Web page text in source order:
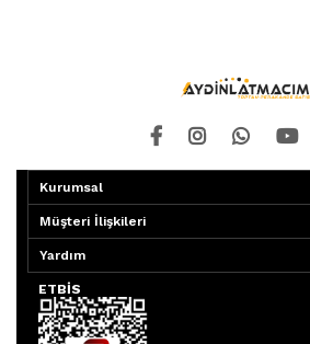
Kurumsal
Müşteri İlişkileri
Yardım
ETBİS